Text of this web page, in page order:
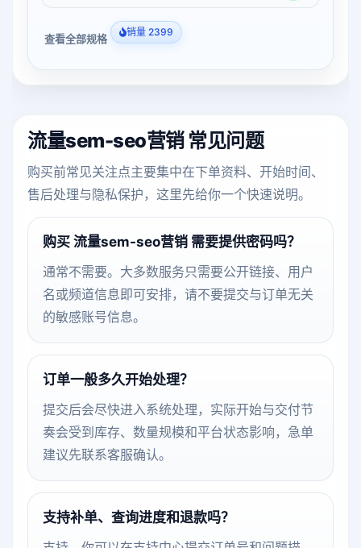
查看全部规格 销量 2399
流量sem-seo营销 常见问题
购买前常见关注点主要集中在下单资料、开始时间、
售后处理与隐私保护，这里先给你一个快速说明。
购买 流量sem-seo营销 需要提供密码吗？
通常不需要。大多数服务只需要公开链接、用户
名或频道信息即可安排，请不要提交与订单无关
的敏感账号信息。
订单一般多久开始处理？
提交后会尽快进入系统处理，实际开始与交付节
奏会受到库存、数量规模和平台状态影响，急单
建议先联系客服确认。
支持补单、查询进度和退款吗？